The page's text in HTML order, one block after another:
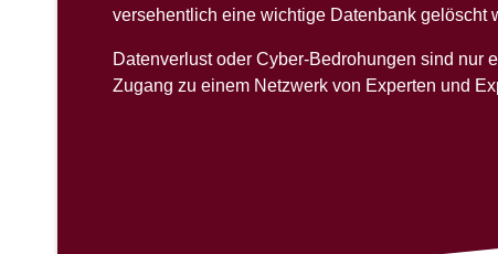
versehentlich eine wichtige Datenbank gelöscht
Datenverlust oder Cyber-Bedrohungen sind nur
Zugang zu einem Netzwerk von Experten und